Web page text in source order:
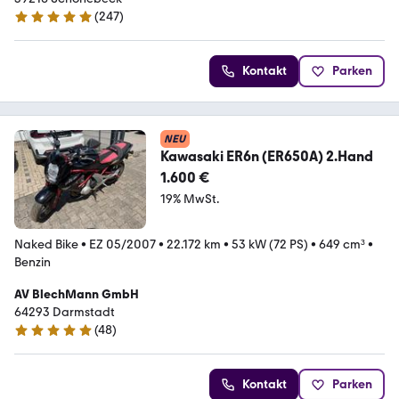
4.9 Sterne
(247)
Kontakt Parken
NEU
Kawasaki ER6n (ER650A) 2.Hand
1.600 €
19% MwSt.
Naked Bike• EZ 05/2007• 22.172 km • 53 kW (72 PS) • 649 cm³•
Benzin
AV BlechMann GmbH
64293 Darmstadt
5 Sterne
(48)
Kontakt Parken